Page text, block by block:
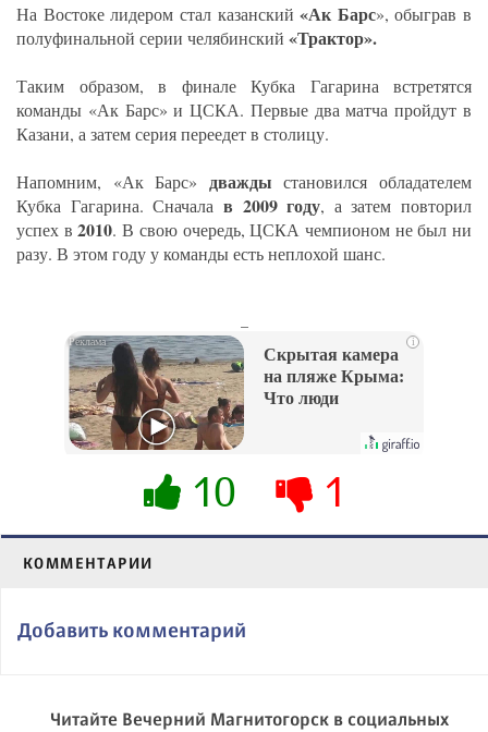
На Востоке лидером стал казанский«Ак Барс», обыграв в
полуфинальной серии челябинский «Трактор».
Таким образом, в финале Кубка Гагарина встретятся
команды «Ак Барс» и ЦСКА. Первые два матча пройдут в
Казани, а затем серия переедет в столицу.
Напомним, «Ак Барс» дважды становился обладателем
Кубка Гагарина. Сначала в 2009 году, а затем повторил
успех в2010. В свою очередь, ЦСКА чемпионом не был ни
разу. В этом году у команды есть неплохой шанс.
i
Скрытая камера
на пляже Крыма:
Что люди
их не видят...
10 1
КОММЕНТАРИИ
Добавить комментарий
Читайте Вечерний Магнитогорск в социальных